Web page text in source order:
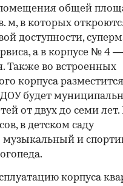
общей
м, в которых
доступности,
а в корпусе № 4 —
Также во встроенных
корпуса
ДОУ будет
от двух до семи
в детском саду
музыкальный и
корпуса